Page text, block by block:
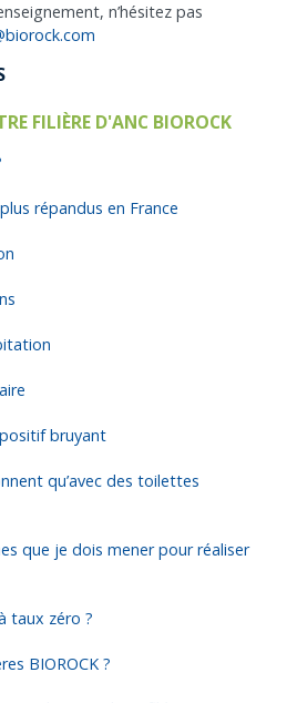
n’hésitez pas
FILIÈRE D'ANC BIOROCK
répandus en France
bruyant
qu’avec des toilettes
que je dois mener pour réaliser
taux zéro ?
BIOROCK ?